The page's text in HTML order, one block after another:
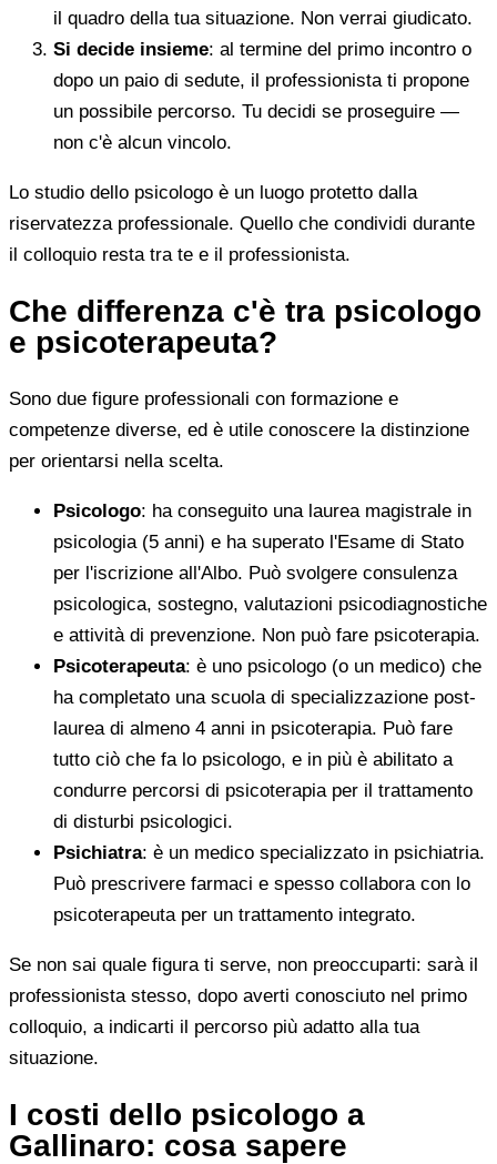
il quadro della tua situazione. Non verrai giudicato.
Si decide insieme: al termine del primo incontro o
dopo un paio di sedute, il professionista ti propone
un possibile percorso. Tu decidi se proseguire —
non c'è alcun vincolo.
Lo studio dello psicologo è un luogo protetto dalla
riservatezza professionale. Quello che condividi durante
il colloquio resta tra te e il professionista.
Che differenza c'è tra psicologo
e psicoterapeuta?
Sono due figure professionali con formazione e
competenze diverse, ed è utile conoscere la distinzione
per orientarsi nella scelta.
Psicologo: ha conseguito una laurea magistrale in
psicologia (5 anni) e ha superato l'Esame di Stato
per l'iscrizione all'Albo. Può svolgere consulenza
psicologica, sostegno, valutazioni psicodiagnostiche
e attività di prevenzione. Non può fare psicoterapia.
Psicoterapeuta: è uno psicologo (o un medico) che
ha completato una scuola di specializzazione post-
laurea di almeno 4 anni in psicoterapia. Può fare
tutto ciò che fa lo psicologo, e in più è abilitato a
condurre percorsi di psicoterapia per il trattamento
di disturbi psicologici.
Psichiatra: è un medico specializzato in psichiatria.
Può prescrivere farmaci e spesso collabora con lo
psicoterapeuta per un trattamento integrato.
Se non sai quale figura ti serve, non preoccuparti: sarà il
professionista stesso, dopo averti conosciuto nel primo
colloquio, a indicarti il percorso più adatto alla tua
situazione.
I costi dello psicologo a
Gallinaro: cosa sapere